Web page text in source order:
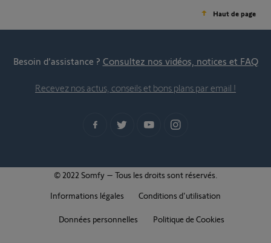
Haut de page
Besoin d’assistance ? Consultez nos vidéos, notices et FAQ
Recevez nos actus, conseils et bons plans par email !
© 2022 Somfy – Tous les droits sont réservés.
Informations légales
Conditions d'utilisation
Données personnelles Politique de Cookies